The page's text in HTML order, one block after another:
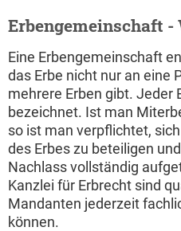
Erbengemeinschaft -
Eine Erbengemeinschaft
das Erbe nicht nur an eine
mehrere Erben gibt. Jeder
bezeichnet. Ist man
so ist man verpflichtet,
des Erbes zu beteiligen
Nachlass vollständig
Kanzlei für Erbrecht sind
Mandanten jederzeit
können.